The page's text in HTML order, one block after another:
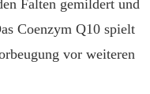
Falten gemildert und
Coenzym Q10 spielt
vor weiteren